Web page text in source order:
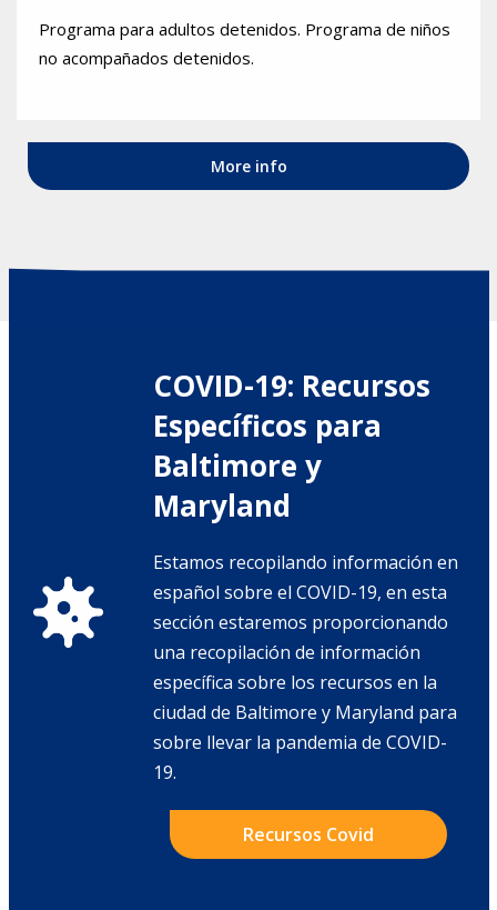
Programa para adultos detenidos. Programa de niños
no acompañados detenidos.
More info
COVID-19: Recursos
Específicos para
Baltimore y
Maryland
Estamos recopilando información en
español sobre el COVID-19, en esta
sección estaremos proporcionando
una recopilación de información
específica sobre los recursos en la
ciudad de Baltimore y Maryland para
sobre llevar la pandemia de COVID-
19.
Recursos Covid